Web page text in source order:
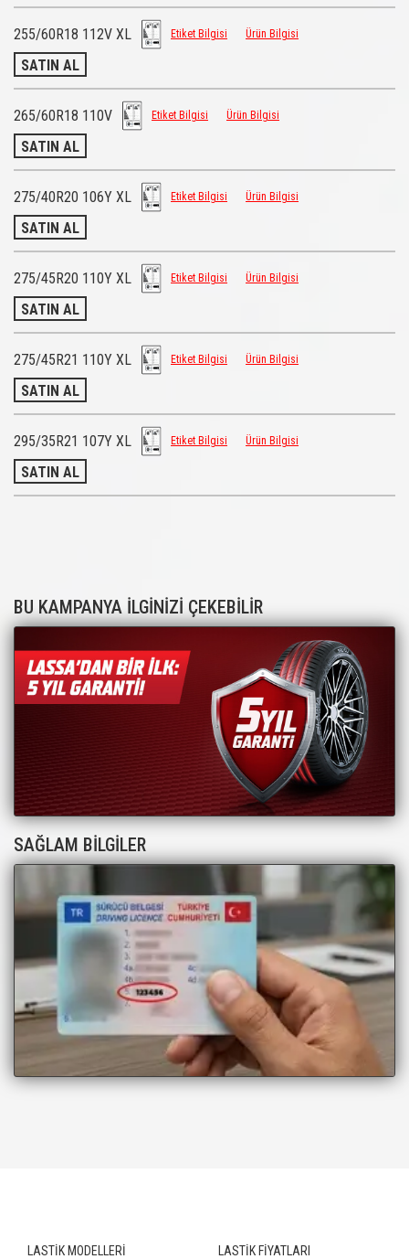
255/60R18 112V XL Etiket Bilgisi Ürün Bilgisi
SATIN AL
265/60R18 110V Etiket Bilgisi Ürün Bilgisi
SATIN AL
275/40R20 106Y XL Etiket Bilgisi Ürün Bilgisi
SATIN AL
275/45R20 110Y XL Etiket Bilgisi Ürün Bilgisi
SATIN AL
275/45R21 110Y XL Etiket Bilgisi Ürün Bilgisi
SATIN AL
295/35R21 107Y XL Etiket Bilgisi Ürün Bilgisi
SATIN AL
BU KAMPANYA İLGİNİZİ ÇEKEBİLİR
SAĞLAM BİLGİLER
LASTİK MODELLERİ LASTİK FİYATLARI